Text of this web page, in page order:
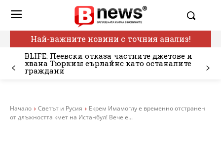
Най-важните новини с точния анализ!
BLIFE: Пеевски отказа частните джетове и
хвана Тюркиш еърлайнс като останалите
граждани
Начало Светът и Русия
Екрем Имамоглу е временно отстранен
от длъжността кмет на Истанбул! Вече е...